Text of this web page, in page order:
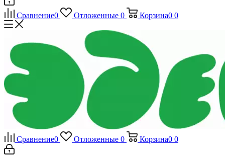
Сравнение0 Отложенные 0 Корзина0 0
Сравнение0 Отложенные 0 Корзина0 0